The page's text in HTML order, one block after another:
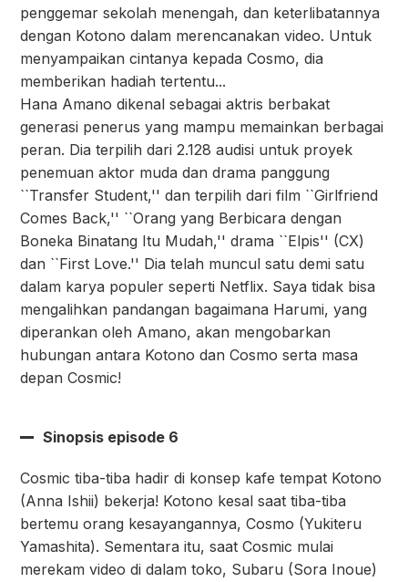
penggemar sekolah menengah, dan keterlibatannya
dengan Kotono dalam merencanakan video. Untuk
menyampaikan cintanya kepada Cosmo, dia
memberikan hadiah tertentu...
Hana Amano dikenal sebagai aktris berbakat
generasi penerus yang mampu memainkan berbagai
peran. Dia terpilih dari 2.128 audisi untuk proyek
penemuan aktor muda dan drama panggung
``Transfer Student,'' dan terpilih dari film ``Girlfriend
Comes Back,'' ``Orang yang Berbicara dengan
Boneka Binatang Itu Mudah,'' drama ``Elpis'' (CX)
dan ``First Love.'' Dia telah muncul satu demi satu
dalam karya populer seperti Netflix. Saya tidak bisa
mengalihkan pandangan bagaimana Harumi, yang
diperankan oleh Amano, akan mengobarkan
hubungan antara Kotono dan Cosmo serta masa
depan Cosmic!
Sinopsis episode 6
Cosmic tiba-tiba hadir di konsep kafe tempat Kotono
(Anna Ishii) bekerja! Kotono kesal saat tiba-tiba
bertemu orang kesayangannya, Cosmo (Yukiteru
Yamashita). Sementara itu, saat Cosmic mulai
merekam video di dalam toko, Subaru (Sora Inoue)